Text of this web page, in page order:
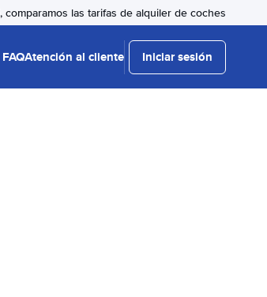
, comparamos las tarifas de alquiler de coches
FAQAtención al cliente Iniciar sesión